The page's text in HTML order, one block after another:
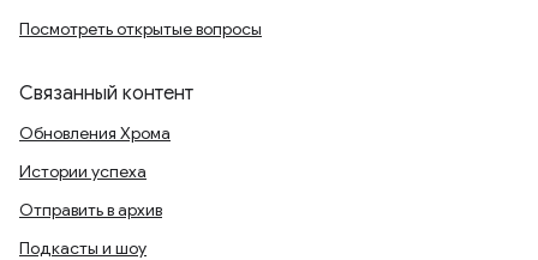
Посмотреть открытые вопросы
Связанный контент
Обновления Хрома
Истории успеха
Отправить в архив
Подкасты и шоу